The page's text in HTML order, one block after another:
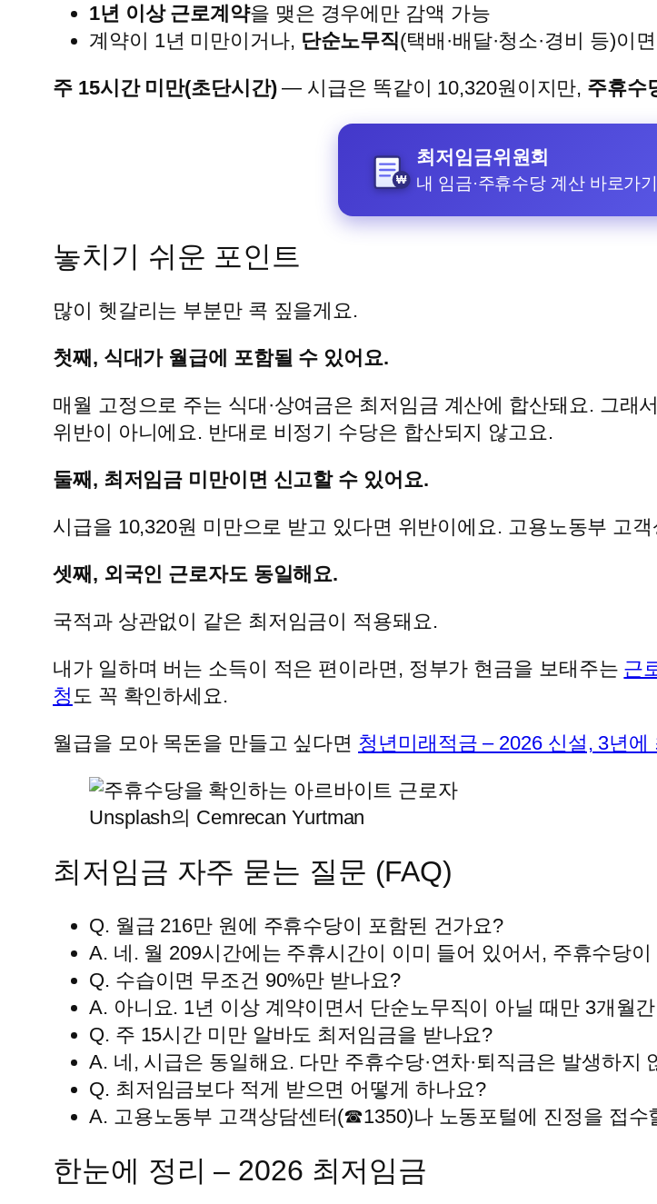
1년 이상 근로계약을 맺은 경우에만 감액 가능
계약이 1년 미만이거나, 단순노무직(택배·배달·청소·경비 등)이
주 15시간 미만(초단시간)— 시급은 똑같이 10,320원이지만, 주휴수
₩
최저임금위원회
내 임금·주휴수당 계산 바로가
놓치기 쉬운 포인트
많이 헷갈리는 부분만 콕 짚을게요.
첫째, 식대가 월급에 포함될 수 있어요.
매월 고정으로 주는 식대·상여금은 최저임금 계산에 합산돼요. 그래
위반이 아니에요. 반대로 비정기 수당은 합산되지 않고요.
둘째, 최저임금 미만이면 신고할 수 있어요.
시급을 10,320원 미만으로 받고 있다면 위반이에요. 고용노동부 고
셋째, 외국인 근로자도 동일해요.
국적과 상관없이 같은 최저임금이 적용돼요.
내가 일하며 버는 소득이 적은 편이라면, 정부가 현금을 보태주는 근
청 도 꼭 확인하세요.
월급을 모아 목돈을 만들고 싶다면 청년미래적금 – 2026 신설, 3년에
Unsplash의 Cemrecan Yurtman
최저임금 자주 묻는 질문 (FAQ)
Q. 월급 216만 원에 주휴수당이 포함된 건가요?
A. 네. 월 209시간에는 주휴시간이 이미 들어 있어서, 주휴수당
Q. 수습이면 무조건 90%만 받나요?
A. 아니요. 1년 이상 계약이면서 단순노무직이 아닐 때만 3개월
Q. 주 15시간 미만 알바도 최저임금을 받나요?
A. 네, 시급은 동일해요. 다만 주휴수당·연차·퇴직금은 발생하지
Q. 최저임금보다 적게 받으면 어떻게 하나요?
A. 고용노동부 고객상담센터(☎1350)나 노동포털에 진정을 접수
한눈에 정리 – 2026 최저임금